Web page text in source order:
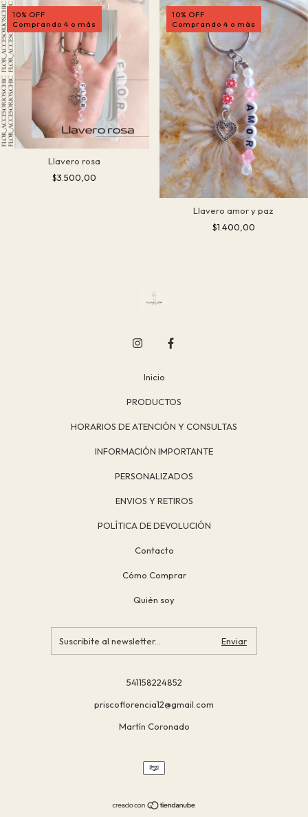
10% OFF
Comprando 4 o más
Llavero rosa
$3.500,00
10% OFF
Comprando 4 o más
Llavero amor y paz
$1.400,00
Inicio
PRODUCTOS
HORARIOS DE ATENCIÓN Y CONSULTAS
INFORMACIÓN IMPORTANTE
PERSONALIZADOS
ENVIOS Y RETIROS
POLÍTICA DE DEVOLUCIÓN
Contacto
Cómo Comprar
Quién soy
541158224852
priscoflorencia12@gmail.com
Martín Coronado